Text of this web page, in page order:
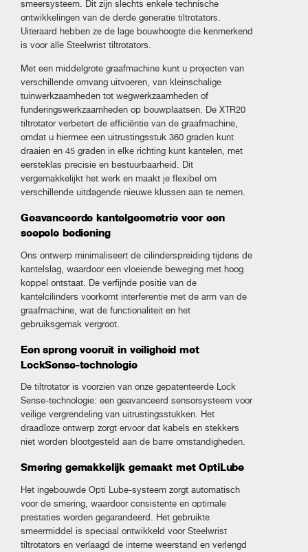
smeersysteem. Dit zijn slechts enkele technische
ontwikkelingen van de derde generatie tiltrotators.
Uiteraard hebben ze de lage bouwhoogte die kenmerkend
is voor alle Steelwrist tiltrotators.
Met een middelgrote graafmachine kunt u projecten van
verschillende omvang uitvoeren, van kleinschalige
tuinwerkzaamheden tot wegwerkzaamheden of
funderingswerkzaamheden op bouwplaatsen. De XTR20
tiltrotator verbetert de efficiëntie van de graafmachine,
omdat u hiermee een uitrustingsstuk 360 graden kunt
draaien en 45 graden in elke richting kunt kantelen, met
eersteklas precisie en bestuurbaarheid. Dit
vergemakkelijkt het werk en maakt je flexibel om
verschillende uitdagende nieuwe klussen aan te nemen.
Geavanceerde kantelgeometrie voor een
soepele bediening
Ons ontwerp minimaliseert de cilinderspreiding tijdens de
kantelslag, waardoor een vloeiende beweging met hoog
koppel ontstaat. De verfijnde positie van de
kantelcilinders voorkomt interferentie met de arm van de
graafmachine, wat de functionaliteit en het
gebruiksgemak vergroot.
Een sprong vooruit in veiligheid met
LockSense-technologie
De tiltrotator is voorzien van onze gepatenteerde Lock
Sense-technologie: een geavanceerd sensorsysteem voor
veilige vergrendeling van uitrustingsstukken. Het
draadloze ontwerp zorgt ervoor dat kabels en stekkers
niet worden blootgesteld aan de barre omstandigheden.
Smering gemakkelijk gemaakt met OptiLube
Het ingebouwde Opti Lube-systeem zorgt automatisch
voor de smering, waardoor consistente en optimale
prestaties worden gegarandeerd. Het gebruikte
smeermiddel is speciaal ontwikkeld voor Steelwrist
tiltrotators en verlaagd de interne weerstand en verlengd